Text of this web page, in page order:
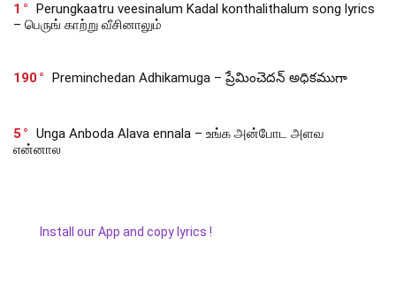
1
Perungkaatru veesinalum Kadal konthalithalum song lyrics
– பெருங் காற்று வீசினாலும்
190 Preminchedan Adhikamuga – ప్రేమించెదన్ అధికముగా
5
Unga Anboda Alava ennala – உங்க அன்போட அளவ
என்னால
Install our App and copy lyrics !